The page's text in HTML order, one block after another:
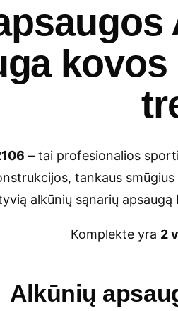
– tai profesionalios
tankaus
alkūnių sąnarių
Komplekte yra 2
Alkūnių